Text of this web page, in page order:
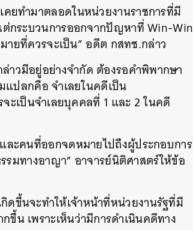
คยทำมาตลอดในหน่วยงานราชการที่มี
กระบวนการออกจากปัญหาที่ Win-Win
ยที่ควรจะเป็น” อดีต กสทช.กล่าว
วมีอยู่อย่างจำกัด ต้องรอคำพิพากษา
ปลกคือ จำเลยในคดีเป็น
ะเป็นจำเลยบุคคลที่ 1 และ 2 ในคดี
ละคนที่ออกจดหมายไปถึงผู้ประกอบการ
รมทางอาญา” อาจารย์นิติศาสตร์ให้ข้อ
ขึ้นจะทำให้เจ้าหน้าที่หน่วยงานรัฐที่มี
น เพราะเห็นว่ามีการดำเนินคดีทาง
EMAIL